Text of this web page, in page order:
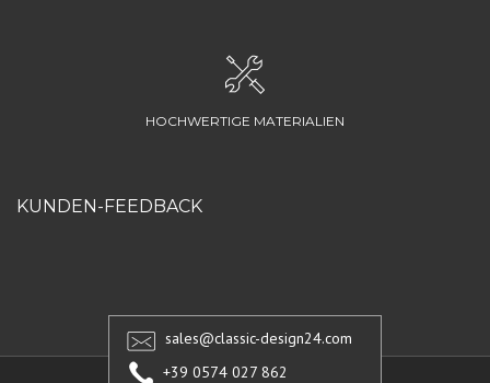
HOCHWERTIGE MATERIALIEN
KUNDEN-FEEDBACK
sales@classic-design24.com
+39 0574 027 862